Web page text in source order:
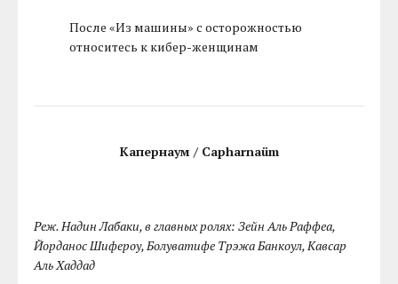
После «Из машины» с осторожностью
относитесь к кибер-женщинам
Капернаум / Capharnaüm
Реж. Надин Лабаки, в главных ролях: Зейн Аль Раффеа,
Йорданос Шифероу, Болуватифе Трэжа Банкоул, Кавсар
Аль Хаддад